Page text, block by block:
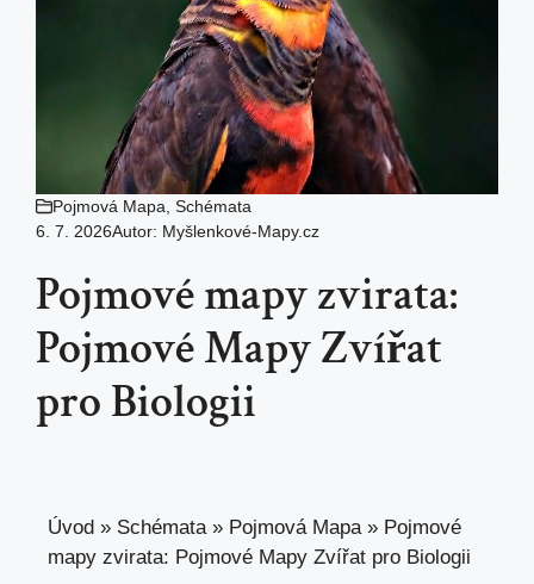
Pojmová Mapa Schémata
6. 7. 2026Autor: Myšlenkové-Mapy.cz
Pojmové mapy zvirata:
Pojmové Mapy Zvířat
pro Biologii
Úvod » Schémata » Pojmová Mapa » Pojmové
mapy zvirata: Pojmové Mapy Zvířat pro Biologii